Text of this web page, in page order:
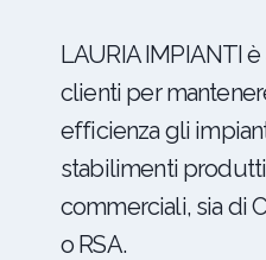
LAURIA IMPIANTI
clienti per
efficienza gli
stabilimenti
commerciali, sia di
o RSA.